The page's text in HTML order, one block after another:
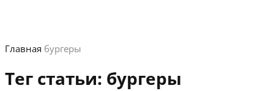
Главная бургеры
Тег статьи: бургеры